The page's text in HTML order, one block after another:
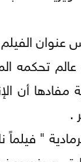
تحكمه
مفادها أن
.
" فيلماً